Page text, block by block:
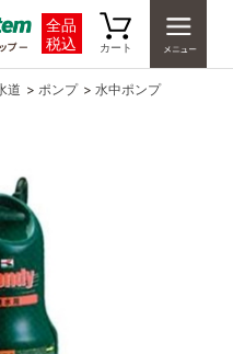
全品
税込
カート
道 > ポンプ > 水中ポンプ